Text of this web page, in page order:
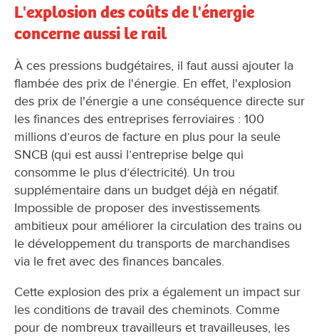
L'explosion des coûts de l'énergie
concerne aussi le rail
À ces pressions budgétaires, il faut aussi ajouter la
flambée des prix de l'énergie. En effet, l'explosion
des prix de l'énergie a une conséquence directe sur
les finances des entreprises ferroviaires : 100
millions d’euros de facture en plus pour la seule
SNCB (qui est aussi l’entreprise belge qui
consomme le plus d’électricité). Un trou
supplémentaire dans un budget déjà en négatif.
Impossible de proposer des investissements
ambitieux pour améliorer la circulation des trains ou
le développement du transports de marchandises
via le fret avec des finances bancales.
Cette explosion des prix a également un impact sur
les conditions de travail des cheminots. Comme
pour de nombreux travailleurs et travailleuses, les